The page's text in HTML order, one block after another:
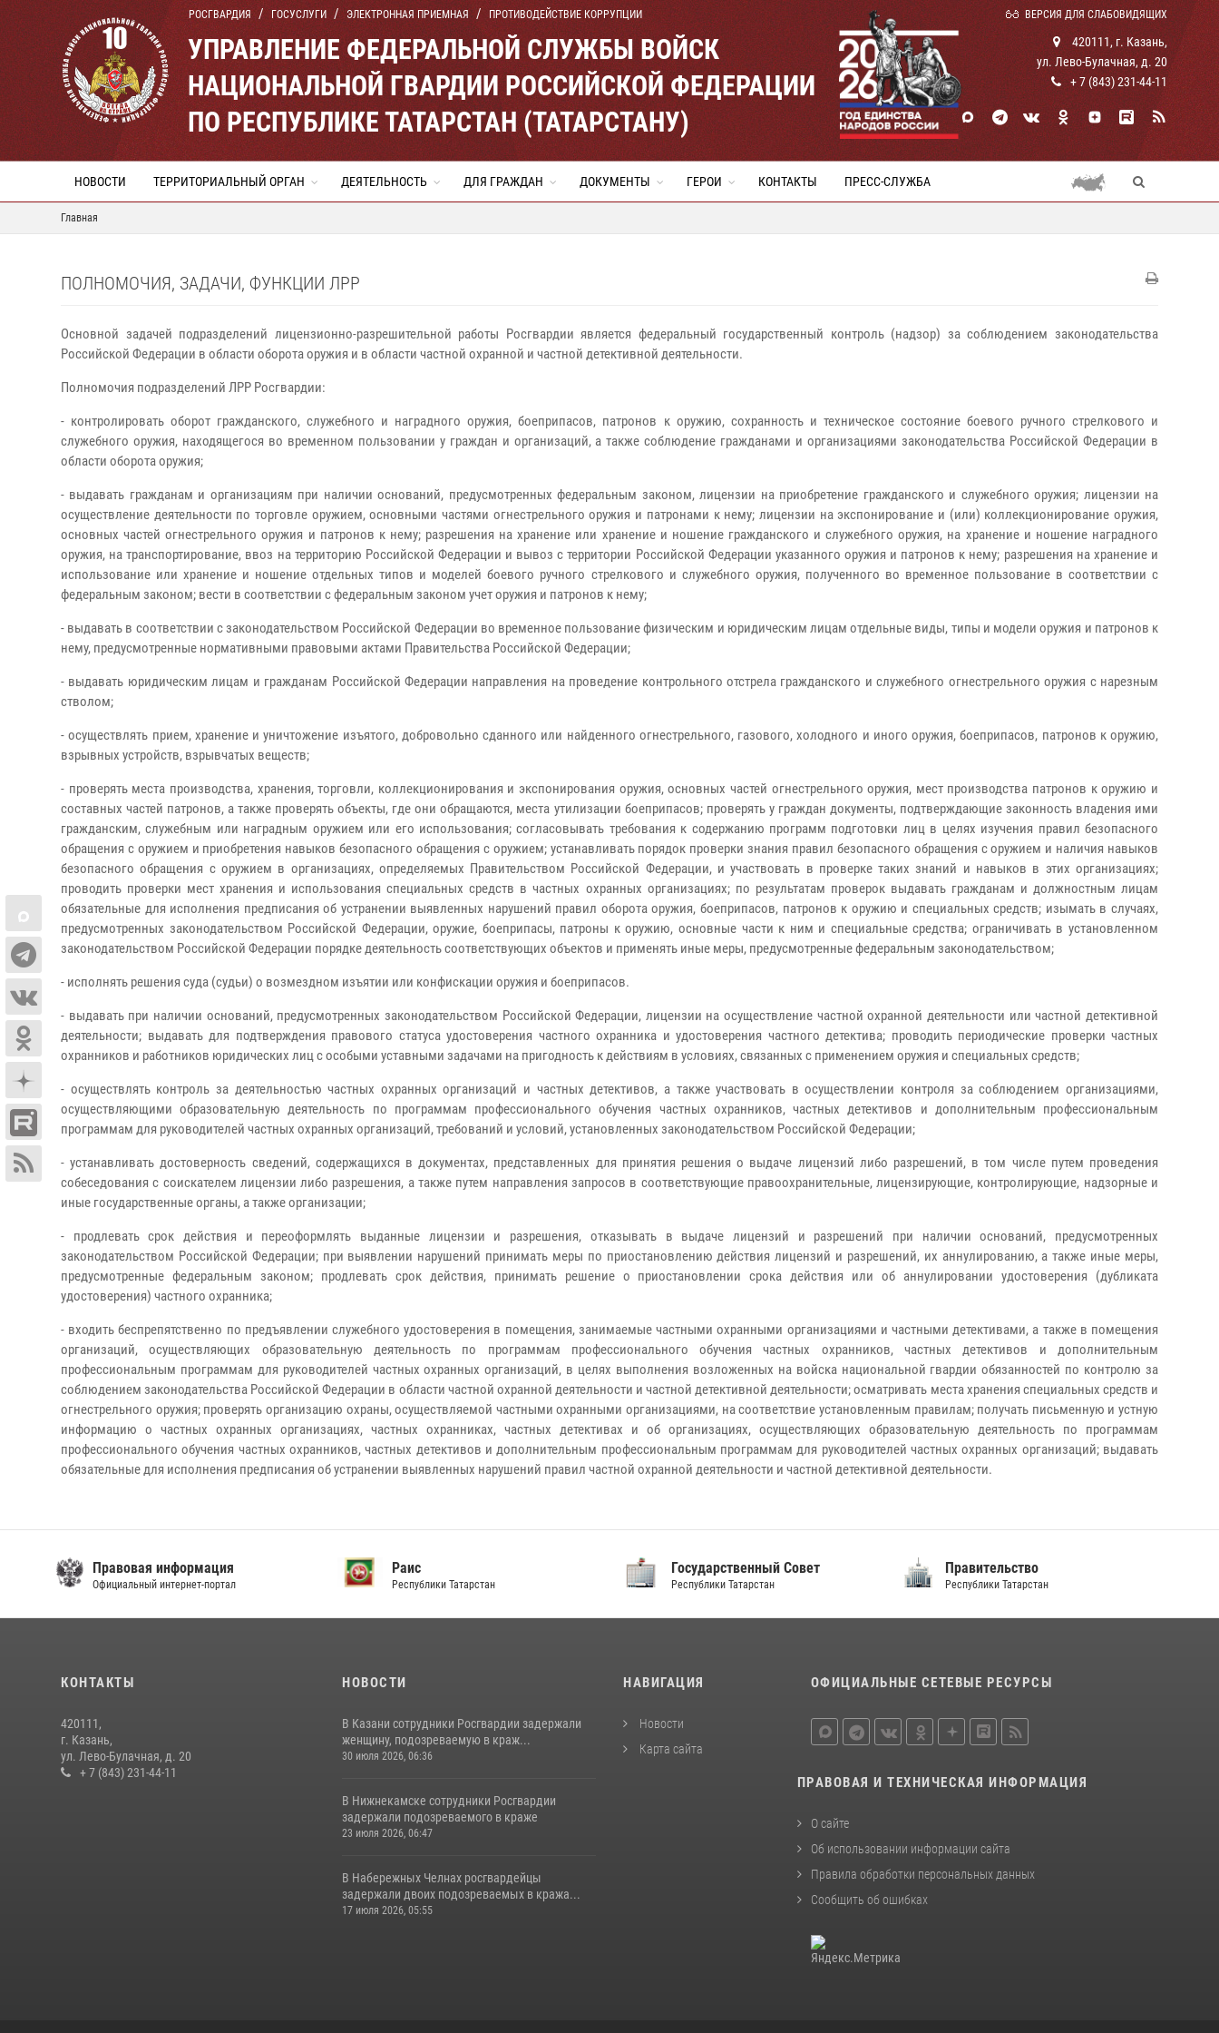
РОСГВАРДИЯ ГОСУСЛУГИ ЭЛЕКТРОННАЯ ПРИЕМНАЯ ПРОТИВОДЕЙСТВИЕ КОРРУПЦИИ ВЕРСИЯ ДЛЯ СЛАБОВИДЯЩИХ
УПРАВЛЕНИЕ ФЕДЕРАЛЬНОЙ СЛУЖБЫ ВОЙСК
НАЦИОНАЛЬНОЙ ГВАРДИИ РОССИЙСКОЙ ФЕДЕРАЦИИ
ПО РЕСПУБЛИКЕ ТАТАРСТАН (ТАТАРСТАНУ)
420111, г. Казань,
ул. Лево-Булачная, д. 20
+ 7 (843) 231-44-11
НОВОСТИ ТЕРРИТОРИАЛЬНЫЙ ОРГАН ДЕЯТЕЛЬНОСТЬ ДЛЯ ГРАЖДАН ДОКУМЕНТЫ ГЕРОИ КОНТАКТЫ ПРЕСС-СЛУЖБА
Главная
ПОЛНОМОЧИЯ, ЗАДАЧИ, ФУНКЦИИ ЛРР
Основной задачей подразделений лицензионно-разрешительной работы Росгвардии является федеральный государственный контроль (надзор) за соблюдением законодательства
Российской Федерации в области оборота оружия и в области частной охранной и частной детективной деятельности.
Полномочия подразделений ЛРР Росгвардии:
- контролировать оборот гражданского, служебного и наградного оружия, боеприпасов, патронов к оружию, сохранность и техническое состояние боевого ручного стрелкового и
служебного оружия, находящегося во временном пользовании у граждан и организаций, а также соблюдение гражданами и организациями законодательства Российской Федерации в
области оборота оружия;
- выдавать гражданам и организациям при наличии оснований, предусмотренных федеральным законом, лицензии на приобретение гражданского и служебного оружия; лицензии на
осуществление деятельности по торговле оружием, основными частями огнестрельного оружия и патронами к нему; лицензии на экспонирование и (или) коллекционирование оружия,
основных частей огнестрельного оружия и патронов к нему; разрешения на хранение или хранение и ношение гражданского и служебного оружия, на хранение и ношение наградного
оружия, на транспортирование, ввоз на территорию Российской Федерации и вывоз с территории Российской Федерации указанного оружия и патронов к нему; разрешения на хранение и
использование или хранение и ношение отдельных типов и моделей боевого ручного стрелкового и служебного оружия, полученного во временное пользование в соответствии с
федеральным законом; вести в соответствии с федеральным законом учет оружия и патронов к нему;
- выдавать в соответствии с законодательством Российской Федерации во временное пользование физическим и юридическим лицам отдельные виды, типы и модели оружия и патронов к
нему, предусмотренные нормативными правовыми актами Правительства Российской Федерации;
- выдавать юридическим лицам и гражданам Российской Федерации направления на проведение контрольного отстрела гражданского и служебного огнестрельного оружия с нарезным
стволом;
- осуществлять прием, хранение и уничтожение изъятого, добровольно сданного или найденного огнестрельного, газового, холодного и иного оружия, боеприпасов, патронов к оружию,
взрывных устройств, взрывчатых веществ;
- проверять места производства, хранения, торговли, коллекционирования и экспонирования оружия, основных частей огнестрельного оружия, мест производства патронов к оружию и
составных частей патронов, а также проверять объекты, где они обращаются, места утилизации боеприпасов; проверять у граждан документы, подтверждающие законность владения ими
гражданским, служебным или наградным оружием или его использования; согласовывать требования к содержанию программ подготовки лиц в целях изучения правил безопасного
обращения с оружием и приобретения навыков безопасного обращения с оружием; устанавливать порядок проверки знания правил безопасного обращения с оружием и наличия навыков
безопасного обращения с оружием в организациях, определяемых Правительством Российской Федерации, и участвовать в проверке таких знаний и навыков в этих организациях;
проводить проверки мест хранения и использования специальных средств в частных охранных организациях; по результатам проверок выдавать гражданам и должностным лицам
обязательные для исполнения предписания об устранении выявленных нарушений правил оборота оружия, боеприпасов, патронов к оружию и специальных средств; изымать в случаях,
предусмотренных законодательством Российской Федерации, оружие, боеприпасы, патроны к оружию, основные части к ним и специальные средства; ограничивать в установленном
законодательством Российской Федерации порядке деятельность соответствующих объектов и применять иные меры, предусмотренные федеральным законодательством;
- исполнять решения суда (судьи) о возмездном изъятии или конфискации оружия и боеприпасов.
- выдавать при наличии оснований, предусмотренных законодательством Российской Федерации, лицензии на осуществление частной охранной деятельности или частной детективной
деятельности; выдавать для подтверждения правового статуса удостоверения частного охранника и удостоверения частного детектива; проводить периодические проверки частных
охранников и работников юридических лиц с особыми уставными задачами на пригодность к действиям в условиях, связанных с применением оружия и специальных средств;
- осуществлять контроль за деятельностью частных охранных организаций и частных детективов, а также участвовать в осуществлении контроля за соблюдением организациями,
осуществляющими образовательную деятельность по программам профессионального обучения частных охранников, частных детективов и дополнительным профессиональным
программам для руководителей частных охранных организаций, требований и условий, установленных законодательством Российской Федерации;
- устанавливать достоверность сведений, содержащихся в документах, представленных для принятия решения о выдаче лицензий либо разрешений, в том числе путем проведения
собеседования с соискателем лицензии либо разрешения, а также путем направления запросов в соответствующие правоохранительные, лицензирующие, контролирующие, надзорные и
иные государственные органы, а также организации;
- продлевать срок действия и переоформлять выданные лицензии и разрешения, отказывать в выдаче лицензий и разрешений при наличии оснований, предусмотренных
законодательством Российской Федерации; при выявлении нарушений принимать меры по приостановлению действия лицензий и разрешений, их аннулированию, а также иные меры,
предусмотренные федеральным законом; продлевать срок действия, принимать решение о приостановлении срока действия или об аннулировании удостоверения (дубликата
удостоверения) частного охранника;
- входить беспрепятственно по предъявлении служебного удостоверения в помещения, занимаемые частными охранными организациями и частными детективами, а также в помещения
организаций, осуществляющих образовательную деятельность по программам профессионального обучения частных охранников, частных детективов и дополнительным
профессиональным программам для руководителей частных охранных организаций, в целях выполнения возложенных на войска национальной гвардии обязанностей по контролю за
соблюдением законодательства Российской Федерации в области частной охранной деятельности и частной детективной деятельности; осматривать места хранения специальных средств и
огнестрельного оружия; проверять организацию охраны, осуществляемой частными охранными организациями, на соответствие установленным правилам; получать письменную и устную
информацию о частных охранных организациях, частных охранниках, частных детективах и об организациях, осуществляющих образовательную деятельность по программам
профессионального обучения частных охранников, частных детективов и дополнительным профессиональным программам для руководителей частных охранных организаций; выдавать
обязательные для исполнения предписания об устранении выявленных нарушений правил частной охранной деятельности и частной детективной деятельности.
Правовая информация
Официальный интернет-портал
Раис
Республики Татарстан
Государственный Совет
Республики Татарстан
Правительство
Республики Татарстан
КОНТАКТЫ
420111,
г. Казань,
ул. Лево-Булачная, д. 20
+ 7 (843) 231-44-11
НОВОСТИ
В Казани сотрудники Росгвардии задержали
женщину, подозреваемую в краж...
30 июля 2026, 06:36
В Нижнекамске сотрудники Росгвардии
задержали подозреваемого в краже
23 июля 2026, 06:47
В Набережных Челнах росгвардейцы
задержали двоих подозреваемых в кража...
17 июля 2026, 05:55
НАВИГАЦИЯ
Новости
Карта сайта
ОФИЦИАЛЬНЫЕ СЕТЕВЫЕ РЕСУРСЫ
ПРАВОВАЯ И ТЕХНИЧЕСКАЯ ИНФОРМАЦИЯ
О сайте
Об использовании информации сайта
Правила обработки персональных данных
Сообщить об ошибках